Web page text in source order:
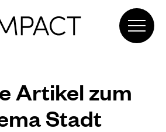
Artikel zum
Stadt